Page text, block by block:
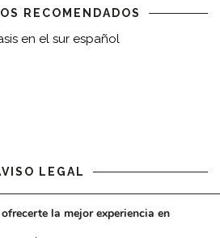
RECOMENDADOS
en el sur español
LEGAL
la mejor experiencia en